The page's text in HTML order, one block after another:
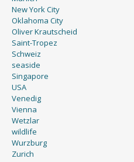
Oklahoma City
Oliver Krautscheid
Saint-Tropez
Schweiz
seaside
Singapore
USA
Venedig
Vienna
Wetzlar
wildlife
Wurzburg
Zurich